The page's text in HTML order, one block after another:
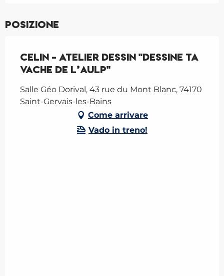
Posizione
CELIN - ATELIER DESSIN "Dessine ta
vache de l’Aulp"
Salle Géo Dorival, 43 rue du Mont Blanc, 74170
Saint-Gervais-les-Bains
Come arrivare
Vado in treno!